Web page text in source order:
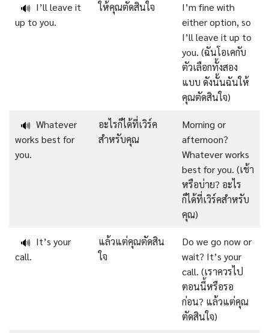
🔊 I’ll leave it
up to you.
ให้คุณตัดสินใจ
I’m fine with
either option, so
I’ll leave it up to
you. (ฉันโอเคกับ
ตัวเลือกทั้งสอง
แบบ ดังนั้นฉันให้
คุณตัดสินใจ)
🔊 Whatever
works best for
you.
อะไรก็ได้ที่เวิร์ค
สำหรับคุณ
Morning or
afternoon?
Whatever works
best for you. (เช้า
หรือบ่าย? อะไร
ก็ได้ที่เวิร์คสำหรับ
คุณ)
🔊 It’s your
call.
แล้วแต่คุณตัดสิน
ใจ
Do we go now or
wait? It’s your
call. (เราควรไป
ตอนนี้หรือรอ
ก่อน? แล้วแต่คุณ
ตัดสินใจ)